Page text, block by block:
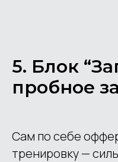
5. Блок
пробное
Сам по себе
тренировку —